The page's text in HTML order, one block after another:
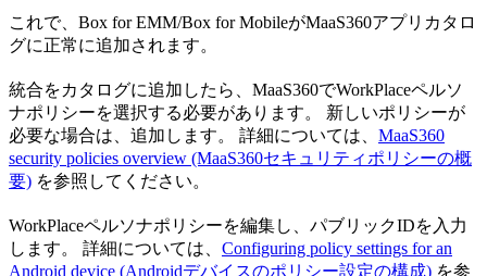
これで、Box for EMM/Box for MobileがMaaS360アプリカタロ
グに正常に追加されます。
統合をカタログに追加したら、MaaS360でWorkPlaceペルソ
ナポリシーを選択する必要があります。 新しいポリシーが
必要な場合は、追加します。 詳細については、 MaaS360
security policies overview (MaaS360セキュリティポリシーの概
要) を参照してください。
WorkPlaceペルソナポリシーを編集し、パブリックIDを入力
します。 詳細については、 Configuring policy settings for an
Android device (Androidデバイスのポリシー設定の構成) を参